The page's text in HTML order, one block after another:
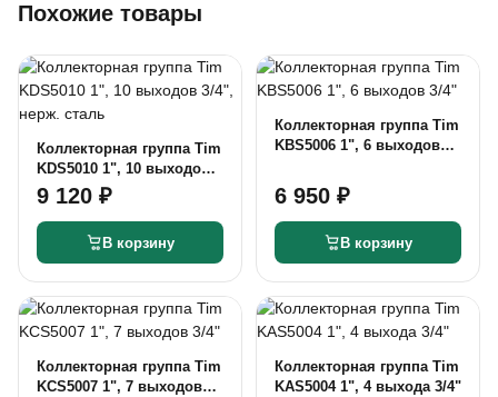
Похожие товары
Коллекторная группа Tim
KDS5010 1", 10 выходов
3/4", нерж. сталь
9 120 ₽
В корзину
Коллекторная группа Tim
KBS5006 1", 6 выходов
6 950 ₽
В корзину
Коллекторная группа Tim
KCS5007 1", 7 выходов
Коллекторная группа Tim
KAS5004 1", 4 выхода 3/4"